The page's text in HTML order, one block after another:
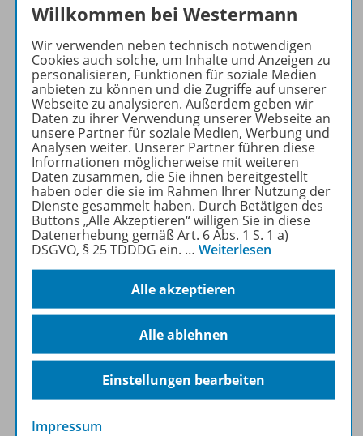
GIDA-Medienpaket,
passgenau auf die Themen
des Buches abgestimmt.
Mehr erfahren
Produktinformationen
Beschreibung
Zugehörige Produkte
Inhaltsverzeichnis
Willkommen bei Westermann
Wir verwenden neben technisch notwendigen
Cookies auch solche, um Inhalte und Anzeigen zu
personalisieren, Funktionen für soziale Medien
anbieten zu können und die Zugriffe auf unserer
Webseite zu analysieren. Außerdem geben wir
Daten zu ihrer Verwendung unserer Webseite an
unsere Partner für soziale Medien, Werbung und
Analysen weiter. Unserer Partner führen diese
Informationen möglicherweise mit weiteren
Daten zusammen, die Sie ihnen bereitgestellt
haben oder die sie im Rahmen Ihrer Nutzung der
Dienste gesammelt haben. Durch Betätigen des
Buttons „Alle Akzeptieren“ willigen Sie in diese
Datenerhebung gemäß Art. 6 Abs. 1 S. 1 a)
DSGVO, § 25 TDDDG ein. … Weiterlesen
Alle akzeptieren
Alle ablehnen
Einstellungen bearbeiten
Impressum